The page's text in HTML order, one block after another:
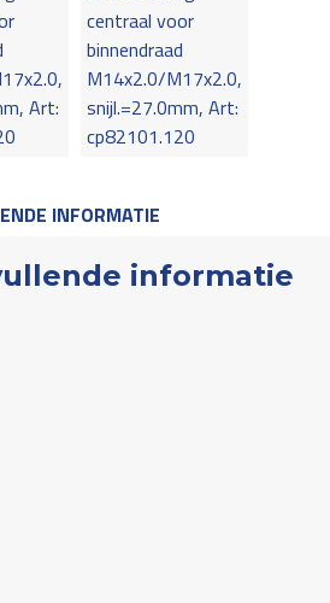
INFORMATIE
informatie